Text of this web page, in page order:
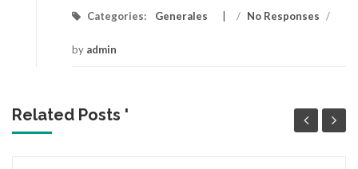
Categories: Generales / No Responses /
by admin
Related Posts '